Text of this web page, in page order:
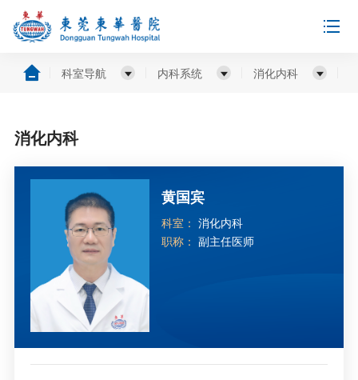
科室导航 内科系统 消化内科
消化内科
黄国宾
科室： 消化内科
职称： 副主任医师